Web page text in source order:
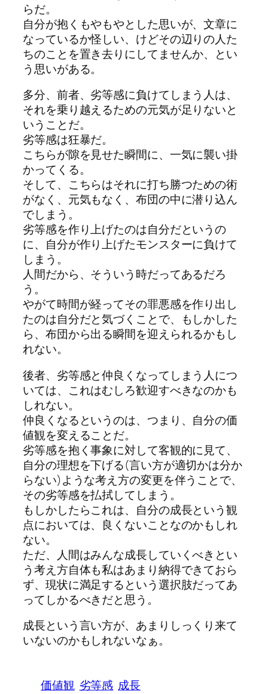
らだ。
自分が抱くもやもやとした思いが、文章に
なっているか怪しい、けどその辺りの人た
ちのことを置き去りにしてませんか、とい
う思いがある。
多分、前者、劣等感に負けてしまう人は、
それを乗り越えるための元気が足りないと
いうことだ。
劣等感は狂暴だ。
こちらが隙を見せた瞬間に、一気に襲い掛
かってくる。
そして、こちらはそれに打ち勝つための術
がなく、元気もなく、布団の中に潜り込ん
でしまう。
劣等感を作り上げたのは自分だというの
に、自分が作り上げたモンスターに負けて
しまう。
人間だから、そういう時だってあるだろ
う。
やがて時間が経ってその罪悪感を作り出し
たのは自分だと気づくことで、もしかした
ら、布団から出る瞬間を迎えられるかもし
れない。
後者、劣等感と仲良くなってしまう人につ
いては、これはむしろ歓迎すべきなのかも
しれない。
仲良くなるというのは、つまり、自分の価
値観を変えることだ。
劣等感を抱く事象に対して客観的に見て、
自分の理想を下げる(言い方が適切かは分か
らない)ような考え方の変更を伴うことで、
その劣等感を払拭してしまう。
もしかしたらこれは、自分の成長という観
点においては、良くないことなのかもしれ
ない。
ただ、人間はみんな成長していくべきとい
う考え方自体も私はあまり納得できておら
ず、現状に満足するという選択肢だってあ
ってしかるべきだと思う。
成長という言い方が、あまりしっくり来て
いないのかもしれないなぁ。
価値観 劣等感 成長